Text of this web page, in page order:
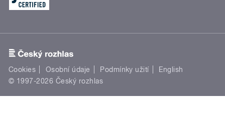
Cookies Osobní údaje Podmínky užití
English
© 1997-2026 Český rozhlas